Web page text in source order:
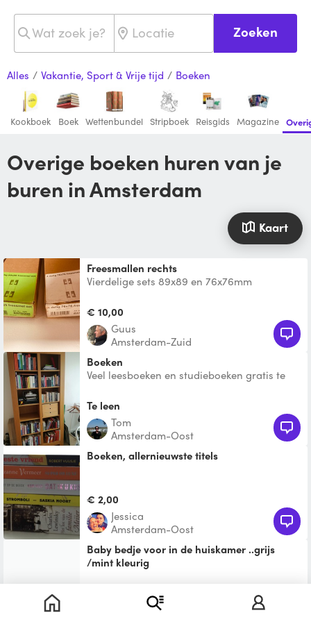
Zoeken
Alles / Vakantie, Sport & Vrije tijd / Boeken
Kookboek Boek Wettenbundel Stripboek Reisgids Magazine
Overige boeken huren van je
buren in Amsterdam
Kaart
Freesmallen rechts
Vierdelige sets 89x89 en 76x76mm
€ 10,00
Guus
Amsterdam-Zuid
Boeken
Veel leesboeken en studieboeken gratis te
Te leen
Tom
Amsterdam-Oost
Boeken, allernieuwste titels
€ 2,00
Jessica
Amsterdam-Oost
Baby bedje voor in de huiskamer ..grijs
/mint kleurig